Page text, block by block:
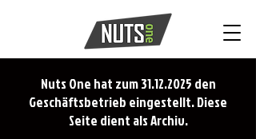
Nuts One hat zum31.12.2025 den
Geschäftsbetrieb eingestellt. Diese
Seite dient als Archiv.